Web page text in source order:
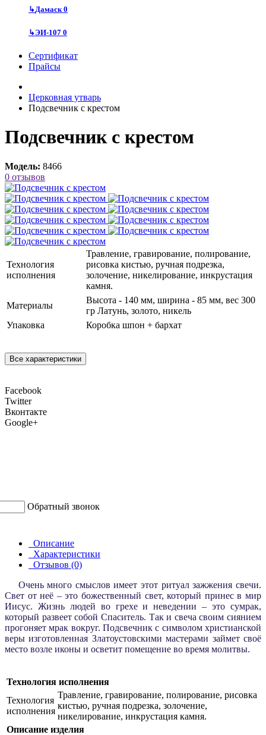
↳Дамаск0
↳ЭИ-107 0
Сертификат
Прайсы
Церковная утварь
Подсвечник с крестом
Подсвечник с крестом
Модель: 8466
0 отзывов
Технология
исполнения
Травление, гравирование, полирование,
рисовка кистью, ручная подрезка,
золочение, никелирование, инкрустация
камня.
Материалы
Высота - 140 мм, ширина - 85 мм, вес 300
гр Латунь, золото, никель
Упаковка
Коробка шпон + бархат
Все характеристики
Facebook
Twitter
Вконтакте
Google+
Обратный звонок
Описание
Характеристики
Отзывов (0)
Очень много смыслов имеет этот ритуал зажжения свечи.
Свет от неё – это божественный свет, который принес в мир
Иисус. Жизнь людей во грехе и неведении – это сумрак,
который развеет собой Спаситель. Так и свеча своим сиянием
прогоняет мрак вокруг. Подсвечник с символом христианской
веры изготовленная Златоустовскими мастерами займет своё
место возле иконы и осветит помещение во время молитвы.
Технология исполнения
Технология
исполнения
Травление, гравирование, полирование, рисовка
кистью, ручная подрезка, золочение,
никелирование, инкрустация камня.
Описание изделия